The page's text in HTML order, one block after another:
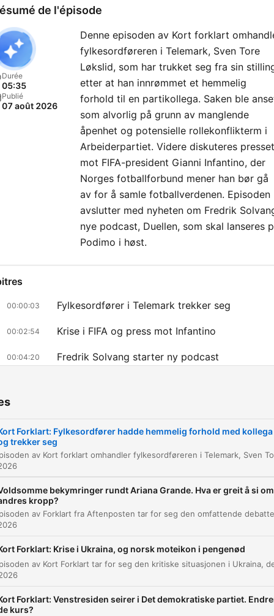
de l'épisode
Durée
05:35
Publié
07 août 2026
Denne episoden av Kort forklart
fylkesordføreren i Telemark, Sven Tore
Løkslid, som har trukket seg fra sin
etter at han innrømmet et hemmelig
forhold til en partikollega. Saken ble
som alvorlig på grunn av manglende
åpenhet og potensielle rollekonflikterm i
Arbeiderpartiet. Videre diskuteres presset
mot FIFA-president Gianni Infantino, der
Norges fotballforbund mener han bør gå
av for å samle fotballverdenen. Episoden
avslutter med nyheten om Fredrik
nye podcast, Duellen, som skal lanseres
Podimo i høst.
00:00:03 Fylkesordfører i Telemark trekker seg
00:02:54 Krise i FIFA og press mot Infantino
00:04:20 Fredrik Solvang starter ny podcast
clés
Det handler jo da om manglende åpenhet, fordi de har
holdt forholdet skjult.
00:01:41 · Forklaring på hvorfor forholdet mellom
Så mener fortsatt Norges fotballforbund at han bør gå
00:03:03 · Om situasjonen rundt FIFA-president Gianni
og behovet for ny ledelse.
Den skal heter Duellen og ta utgangspunkt i den breie
kategorien aktuelle samfunnsspørsmål.
Forklart: Fylkesordfører hadde hemmelig forhold med kollega
trekker seg
bekymringer rundt Ariana Grande. Hva er greit å si om
kropp?
Forklart: Krise i Ukraina, og norsk moteikon i pengenød
Forklart: Venstresiden seirer i Det demokratiske partiet.
kurs?